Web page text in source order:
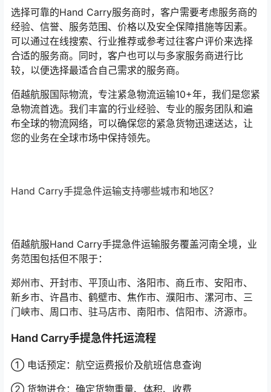
选择可靠的Hand Carry服务商时，客户需要考虑服务商的
经验、信誉、服务范围、价格以及安全保障措施等因素。
可以通过在线搜索、行业推荐或参考过往客户评价来选择
合适的服务商。同时，客户也可以与多家服务商进行比
较，以便选择最适合自己需求的服务商。
佰越航服国际物流，专注紧急物流运输10+年，我们是您紧
急物流首选。我们丰富的行业经验、专业的服务团队和遍
布全球的物流网络，可以确保您的紧急货物迅速送达，让
您的业务在全球市场中保持领先。
Hand Carry手提急件运输支持哪些城市和地区？
佰越航服Hand Carry手提急件运输服务覆盖河南全境，业
务范围包括但不限于：
郑州市、开封市、平顶山市、洛阳市、商丘市、安阳市、
新乡市、许昌市、鹤壁市、焦作市、濮阳市、漯河市、三
门峡市、周口市、驻马店市、南阳市、信阳市、济源市。
Hand Carry手提急件托运流程
① 电话预定：航空运费报价及航班信息查询
② 货物进仓：确定货物重量、体积、收费